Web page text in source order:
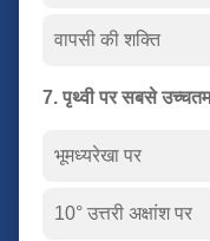
वापसी की शक्ति
7. पृथ्वी पर सबसे उच्चतम
भूमध्यरेखा पर
10° उत्तरी अक्षांश पर